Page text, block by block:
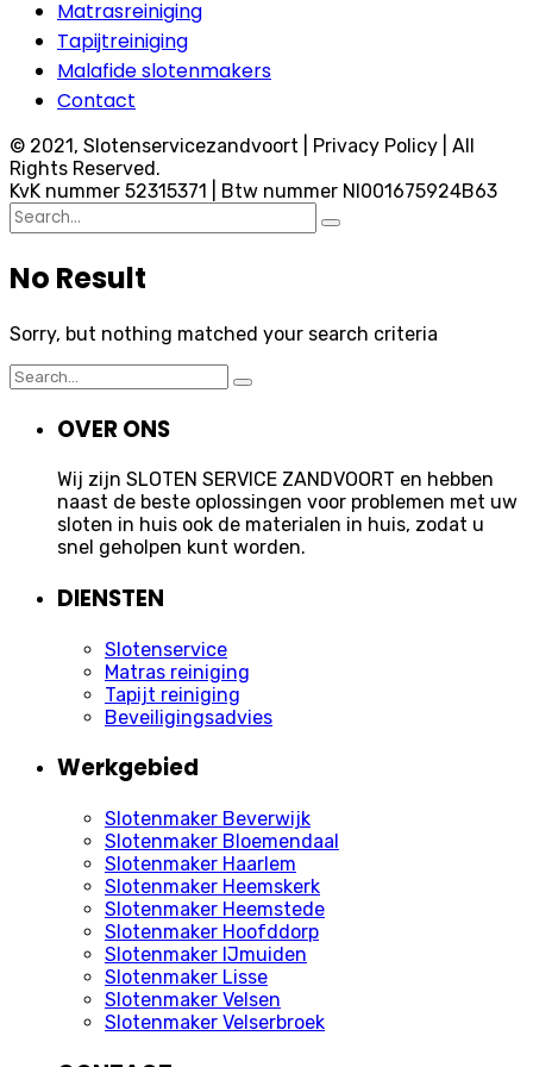
Matrasreiniging
Tapijtreiniging
Malafide slotenmakers
Contact
© 2021, Slotenservicezandvoort | Privacy Policy | All
Rights Reserved.
KvK nummer 52315371 | Btw nummer Nl001675924B63
Search
for:
No Result
Sorry, but nothing matched your search criteria
Search
for:
OVER ONS
Wij zijn SLOTEN SERVICE ZANDVOORT en hebben
naast de beste oplossingen voor problemen met uw
sloten in huis ook de materialen in huis, zodat u
snel geholpen kunt worden.
DIENSTEN
Slotenservice
Matras reiniging
Tapijt reiniging
Beveiligingsadvies
Werkgebied
Slotenmaker Beverwijk
Slotenmaker Bloemendaal
Slotenmaker Haarlem
Slotenmaker Heemskerk
Slotenmaker Heemstede
Slotenmaker Hoofddorp
Slotenmaker IJmuiden
Slotenmaker Lisse
Slotenmaker Velsen
Slotenmaker Velserbroek